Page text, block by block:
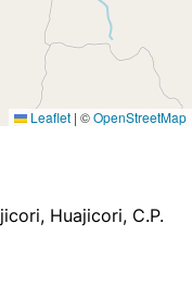
Huajicori, C.P.
Leaflet | ©OpenStreetMap